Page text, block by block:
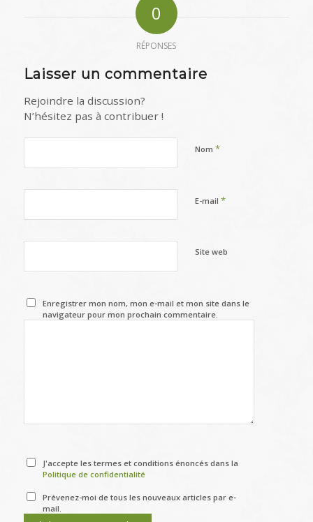
0
RÉPONSES
Laisser un commentaire
Rejoindre la discussion?
N’hésitez pas à contribuer !
Nom *
E-mail *
Site web
Enregistrer mon nom, mon e-mail et mon site dans le
navigateur pour mon prochain commentaire.
J'accepte les termes et conditions énoncés dans la
Politique de confidentialité
Prévenez-moi de tous les nouveaux articles par e-
mail.